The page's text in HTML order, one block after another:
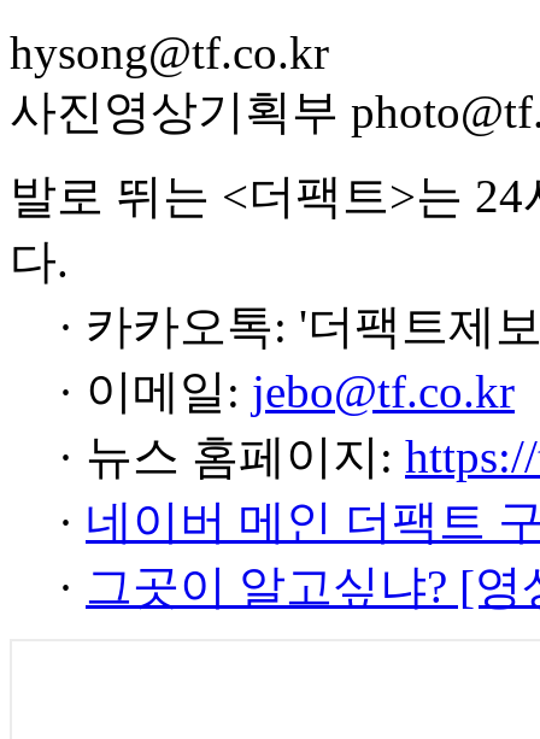
hysong@tf.co.kr
사진영상기획부
발로 뛰는 <더팩트>는
다.
· 카카오톡: '더팩트제
· 이메일: jebo@tf.co.kr
· 뉴스 홈페이지:
· 네이버 메인 더팩트
· 그곳이 알고싶냐? [